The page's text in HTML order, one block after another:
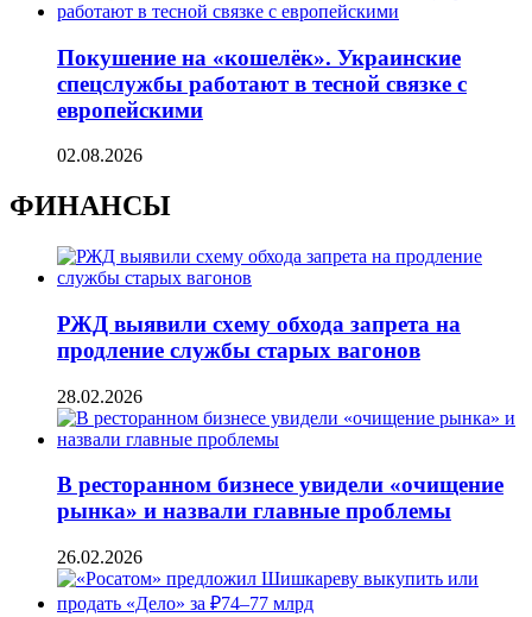
Покушение на «кошелёк». Украинские
спецслужбы работают в тесной связке с
европейскими
02.08.2026
ФИНАНСЫ
РЖД выявили схему обхода запрета на
продление службы старых вагонов
28.02.2026
В ресторанном бизнесе увидели «очищение
рынка» и назвали главные проблемы
26.02.2026